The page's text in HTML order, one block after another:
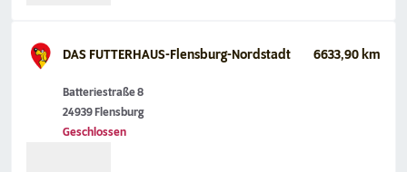
DAS FUTTERHAUS-Flensburg-Nordstadt 6633,90 km
Batteriestraße 8
24939 Flensburg
Geschlossen